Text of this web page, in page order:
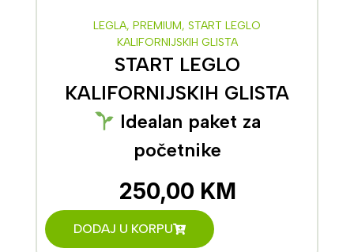
LEGLA, PREMIUM, START LEGLO
KALIFORNIJSKIH GLISTA
START LEGLO
KALIFORNIJSKIH GLISTA
Idealan paket za
početnike
250,00 KM
DODAJ U KORPU